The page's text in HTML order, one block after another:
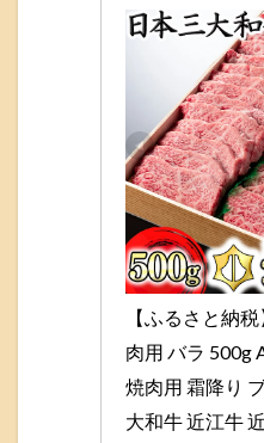
【ふるさと納
肉用 バラ 500g
焼肉用 霜降り
大和牛 近江牛